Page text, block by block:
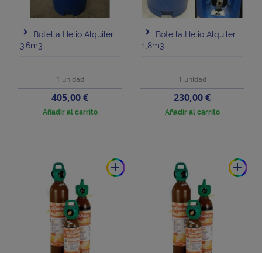
Botella Helio Alquiler
3,6m3
1 unidad
Precio
405,00 €
Añadir al carrito
Botella Helio Alquiler
1,8m3
1 unidad
Precio
230,00 €
Añadir al carrito
add add